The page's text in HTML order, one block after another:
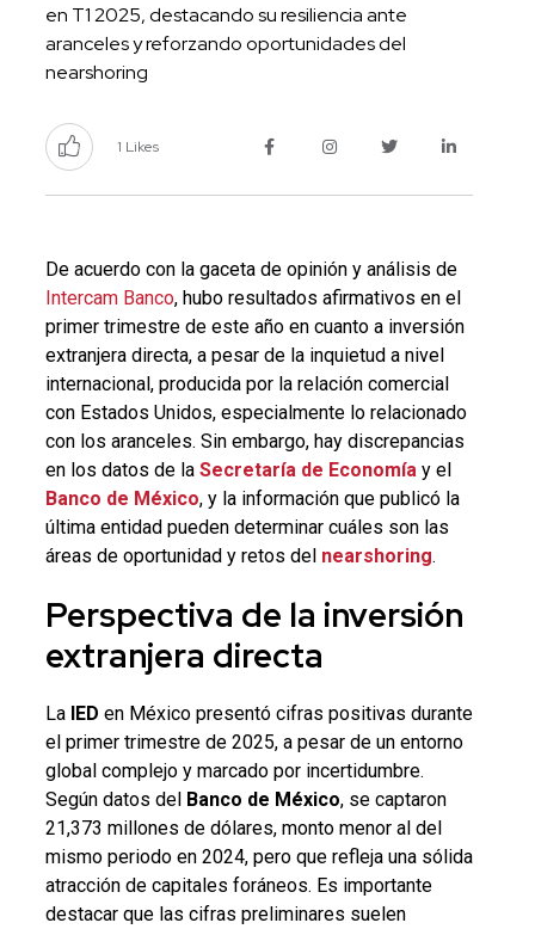
en T1 2025, destacando su resiliencia ante
aranceles y reforzando oportunidades del
nearshoring
1 Likes
De acuerdo con la gaceta de opinión y análisis de
Intercam Banco, hubo resultados afirmativos en el
primer trimestre de este año en cuanto a inversión
extranjera directa, a pesar de la inquietud a nivel
internacional, producida por la relación comercial
con Estados Unidos, especialmente lo relacionado
con los aranceles. Sin embargo, hay discrepancias
en los datos de la Secretaría de Economía y el
Banco de México, y la información que publicó la
última entidad pueden determinar cuáles son las
áreas de oportunidad y retos del nearshoring.
Perspectiva de la inversión
extranjera directa
La IED en México presentó cifras positivas durante
el primer trimestre de 2025, a pesar de un entorno
global complejo y marcado por incertidumbre.
Según datos del Banco de México, se captaron
21,373 millones de dólares, monto menor al del
mismo periodo en 2024, pero que refleja una sólida
atracción de capitales foráneos. Es importante
destacar que las cifras preliminares suelen